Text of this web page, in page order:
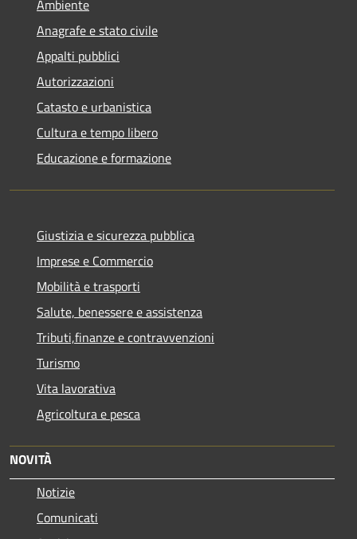
Ambiente
Anagrafe e stato civile
Appalti pubblici
Autorizzazioni
Catasto e urbanistica
Cultura e tempo libero
Educazione e formazione
Giustizia e sicurezza pubblica
Imprese e Commercio
Mobilità e trasporti
Salute, benessere e assistenza
Tributi,finanze e contravvenzioni
Turismo
Vita lavorativa
Agricoltura e pesca
NOVITÀ
Notizie
Comunicati